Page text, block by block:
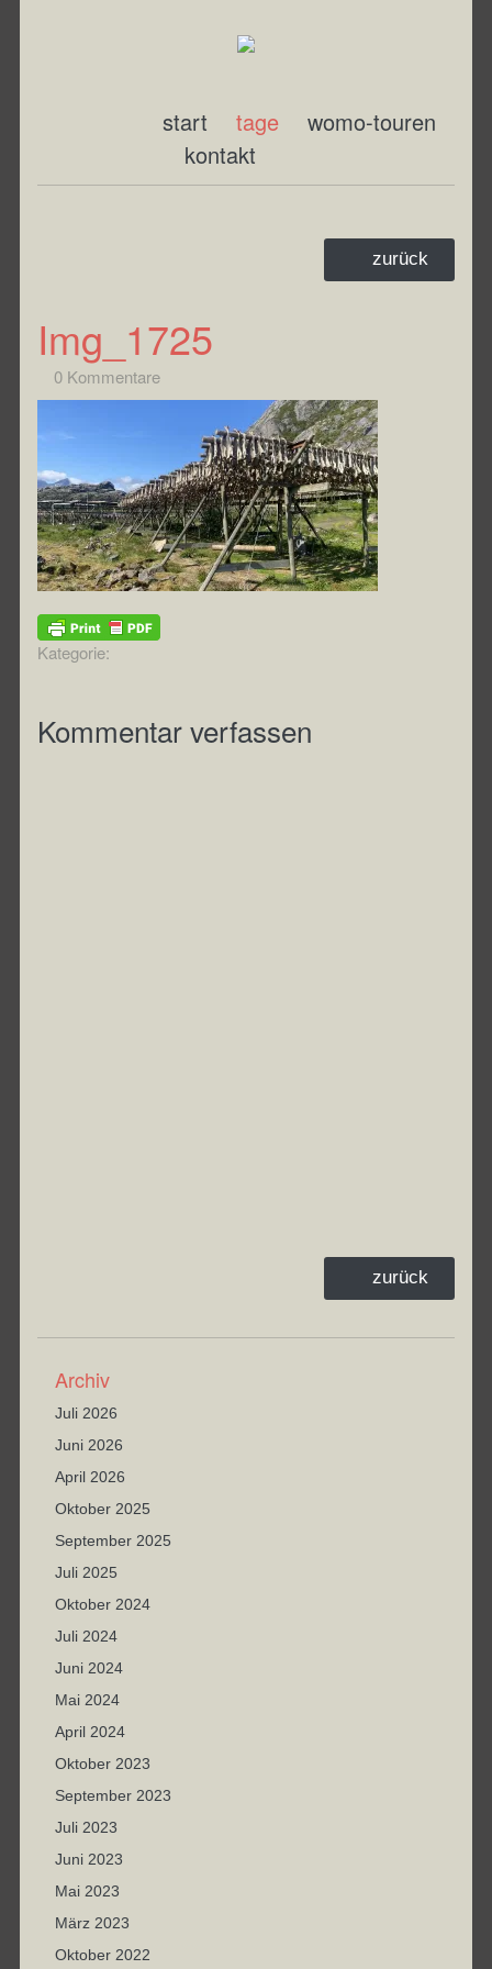
start tage
womo-touren
kontakt
zurück
Img_1725
0 Kommentare
Kategorie:
Kommentar verfassen
zurück
Archiv
Juli 2026
Juni 2026
April 2026
Oktober 2025
September 2025
Juli 2025
Oktober 2024
Juli 2024
Juni 2024
Mai 2024
April 2024
Oktober 2023
September 2023
Juli 2023
Juni 2023
Mai 2023
März 2023
Oktober 2022